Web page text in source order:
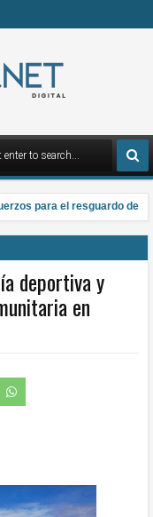
para el resguardo del
Ureña de Henríquez 2026
deportiva y
en